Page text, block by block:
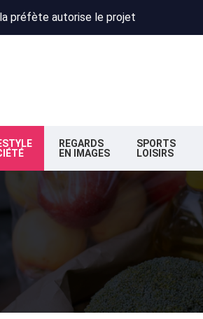
Zazie et Renaud réunis pour un
: la nouvelle majorité change de cap
REGARDS
EN IMAGES
SPORTS
LOISIRS